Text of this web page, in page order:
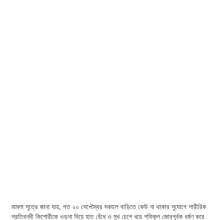
মামলা সূত্রে জানা যায়, গত ২০ সেপ্টেম্বর সকালে বাড়িতে কেউ না থাকার সুযোগে শারীরিক
প্রতিবন্ধী কিশোরীকে ওড়না দিয়ে হাত বেঁধে ও মুখ চেপে ধরে শফিকুল জোরপূর্বক ধর্ষণ করে